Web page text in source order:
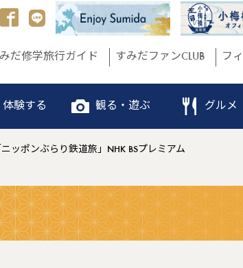
だ修学旅行ガイド すみだファンCLUB フ
体験する 観る・遊ぶ グルメ
ニッポンぶらり鉄道旅」NHK BSプレミアム